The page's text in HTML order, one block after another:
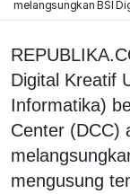
melangsungkan BSI
Digital Kreatif
Informatika)
Center (DCC)
mengusung